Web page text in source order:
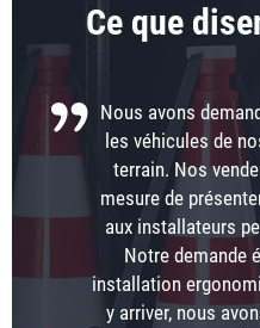
Ce que
Nous avons
les véhicules de
terrain. Nos
mesure de
aux installateurs
Notre demande
installation
y arriver, nous